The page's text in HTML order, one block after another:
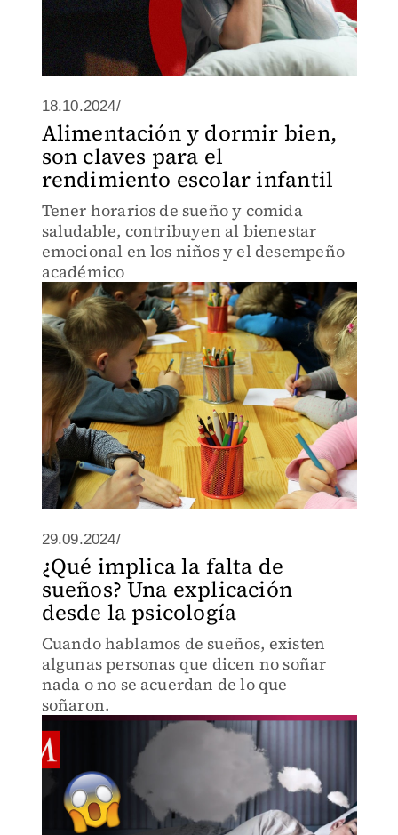
18.10.2024/
Alimentación y dormir bien,
son claves para el
rendimiento escolar infantil
Tener horarios de sueño y comida
saludable, contribuyen al bienestar
emocional en los niños y el desempeño
académico
29.09.2024/
¿Qué implica la falta de
sueños? Una explicación
desde la psicología
Cuando hablamos de sueños, existen
algunas personas que dicen no soñar
nada o no se acuerdan de lo que
soñaron.